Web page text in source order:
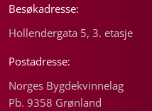
Besøkadresse:
Hollendergata 5, 3. etasje
Postadresse:
Norges Bygdekvinnelag
Pb. 9358 Grønland